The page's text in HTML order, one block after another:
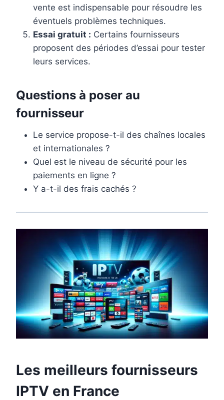
vente est indispensable pour résoudre les
éventuels problèmes techniques.
Essai gratuit : Certains fournisseurs
proposent des périodes d’essai pour tester
leurs services.
Questions à poser au
fournisseur
Le service propose-t-il des chaînes locales
et internationales ?
Quel est le niveau de sécurité pour les
paiements en ligne ?
Y a-t-il des frais cachés ?
Les meilleurs fournisseurs
IPTV en France